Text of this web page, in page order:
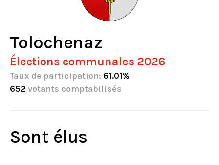
Tolochenaz
Élections communales 2026
Taux de participation: 61.01%
652 votants comptabilisés
Sont élus